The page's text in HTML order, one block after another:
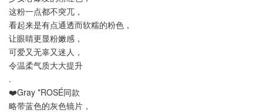
这粉一点都不突兀，
看起来是有点通透而软糯的粉色，
让眼睛更显粉嫩感，
可爱又无辜又迷人，
令温柔气质大大提升
.
❤️Gray *ROSÉ同款
略带蓝色的灰色镜片，